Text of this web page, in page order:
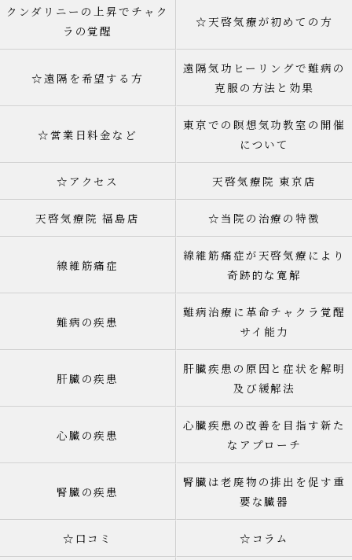
クンダリニーの上昇でチャク
ラの覚醒
☆天啓気療が初めての方
☆遠隔を希望する方
遠隔気功ヒーリングで難病の
克服の方法と効果
☆営業日料金など
東京での瞑想気功教室の開催
について
☆アクセス 天啓気療院 東京店
天啓気療院 福島店 ☆当院の治療の特徴
線維筋痛症
線維筋痛症が天啓気療により
奇跡的な寛解
難病の疾患
難病治療に革命チャクラ覚醒
サイ能力
肝臓の疾患
肝臓疾患の原因と症状を解明
及び緩解法
心臓の疾患
心臓疾患の改善を目指す新た
なアプローチ
腎臓の疾患
腎臓は老廃物の排出を促す重
要な臓器
☆口コミ ☆コラム